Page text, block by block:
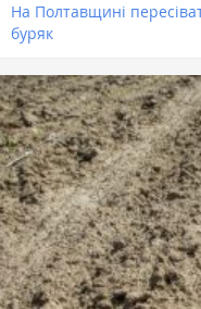
На Полтавщині
буряк